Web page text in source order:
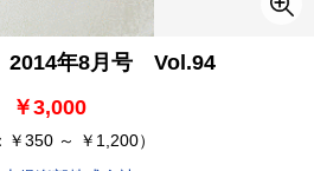
2014年8月号 Vol.94
￥3,000
￥350 ～ ￥1,200）